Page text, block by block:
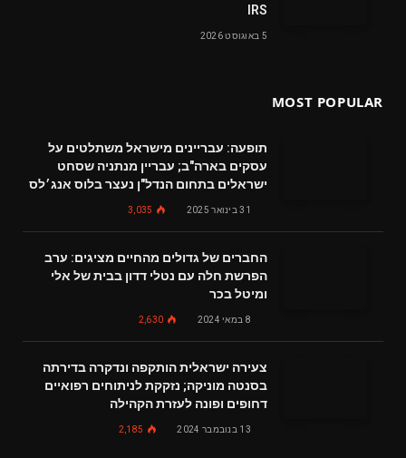
IRS
5 באוגוסט 2026
MOST POPULAR
תופעה: עבריינים מישראל משתלטים על
עסקים בארה"ב; עבריין מנתניה שסחט
ישראלים בתחום הנדל"ן נעצר בלוס אנג׳לס
31 בינואר 2025 3,035
החברים של גדולים מהחיים מציגים: ערב
הפרשת חלה עם נטלי דדון בבית של אלי
ומיטל בכר
8 במאי 2024 2,630
צעירה ישראלית הותקפה ונדקרה בדירתה
בסנטה מוניקה; נזקקת לניתוחים רפואיים
דחופים ופונה לעזרת הקהילה
13 בנובמבר 2024 2,185